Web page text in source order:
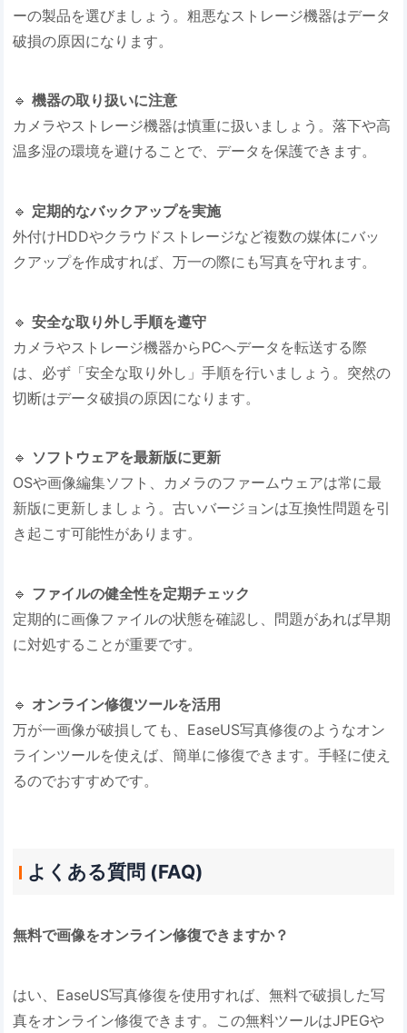
ーの製品を選びましょう。粗悪なストレージ機器はデータ
破損の原因になります。
🔹 ​​機器の取り扱いに注意​
カメラやストレージ機器は慎重に扱いましょう。落下や高
温多湿の環境を避けることで、データを保護できます。
🔹 ​ ​定期的なバックアップを実施​
外付けHDDやクラウドストレージなど複数の媒体にバッ
クアップを作成すれば、万一の際にも写真を守れます。
🔹 ​​安全な取り外し手順を遵守​
カメラやストレージ機器からPCへデータを転送する際
は、必ず「安全な取り外し」手順を行いましょう。突然の
切断はデータ破損の原因になります。
🔹 ​ ​ソフトウェアを最新版に更新​
OSや画像編集ソフト、カメラのファームウェアは常に最
新版に更新しましょう。古いバージョンは互換性問題を引
き起こす可能性があります。
🔹 ​ ​ファイルの健全性を定期チェック​
定期的に画像ファイルの状態を確認し、問題があれば早期
に対処することが重要です。
🔹 ​ ​オンライン修復ツールを活用​
万が一画像が破損しても、EaseUS写真修復のようなオン
ラインツールを使えば、簡単に修復できます。手軽に使え
るのでおすすめです。
よくある質問 (FAQ)
無料で画像をオンライン修復できますか？
はい、EaseUS写真修復を使用すれば、無料で破損した写
真をオンライン修復できます。この無料ツールはJPEGや